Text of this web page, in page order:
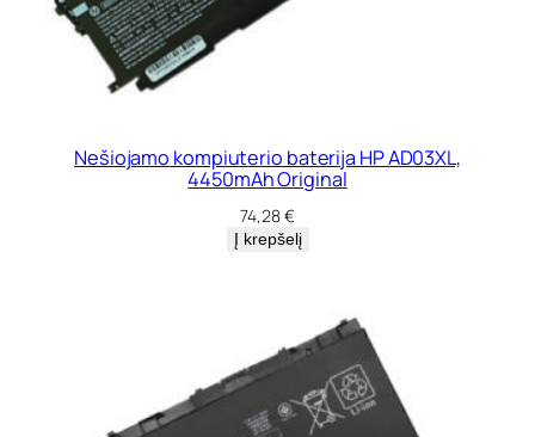
Nešiojamo kompiuterio baterija HP AD03XL,
4450mAh Original
74,28€
Į krepšelį